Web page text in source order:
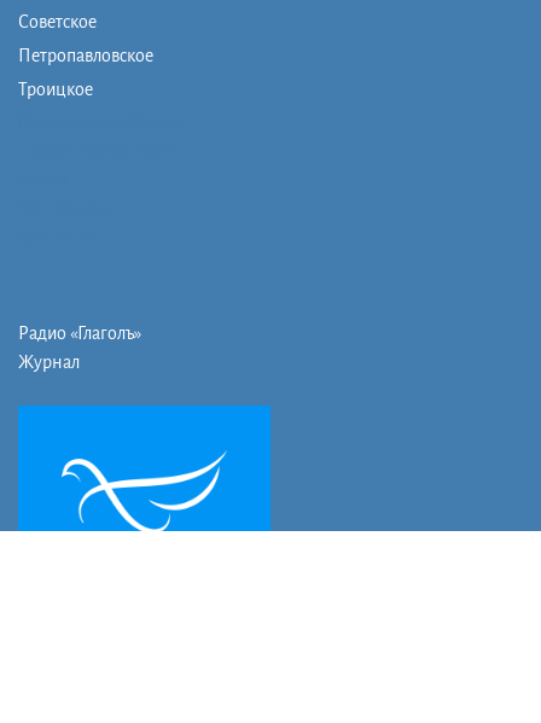
Советское
Петропавловское
Троицкое
Радио «Глаголъ»
Журнал